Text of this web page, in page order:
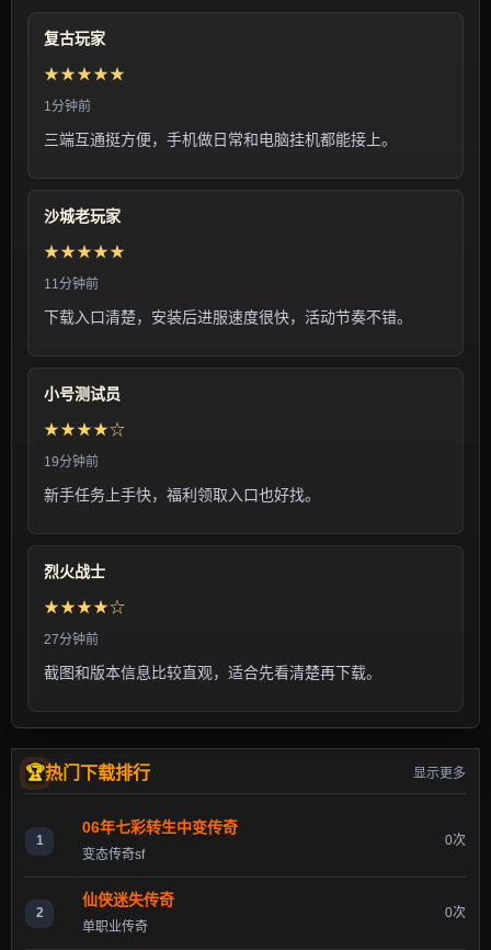
复古玩家
★★★★★
1分钟前
三端互通挺方便，手机做日常和电脑挂机都能接上。
沙城老玩家
★★★★★
11分钟前
下载入口清楚，安装后进服速度很快，活动节奏不错。
小号测试员
★★★★☆
19分钟前
新手任务上手快，福利领取入口也好找。
烈火战士
★★★★☆
27分钟前
截图和版本信息比较直观，适合先看清楚再下载。
热门下载排行 显示更多
1
06年七彩转生中变传奇
变态传奇sf
0次
2
仙侠迷失传奇
单职业传奇
0次